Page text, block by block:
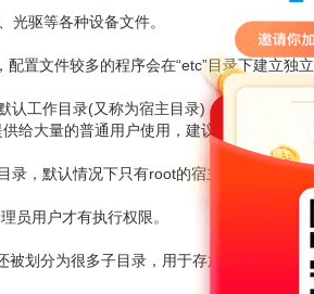
光驱等各种设备文件。
置文件较多的程序会在“etc”目录下建立独
工作目录(又称为宿主目录)，例如用户帐号
给大量的普通用户使用，建议将/home目录
，默认情况下只有root的宿主目录在根目录
员用户才有执行权限。
被划分为很多子目录，用于存放不通类型的